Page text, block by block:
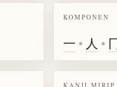
KOMPONEN
一 • 人 •
KANJI MIRIP